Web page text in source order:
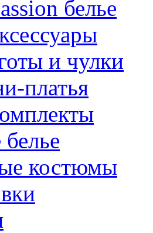
белье
и чулки
платья
костюмы